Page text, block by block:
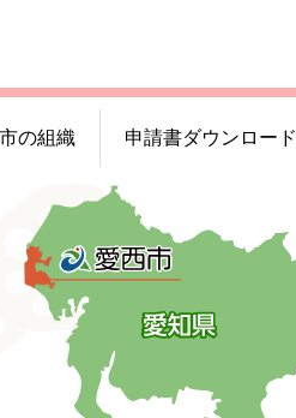
の組織 申請書ダウンロード